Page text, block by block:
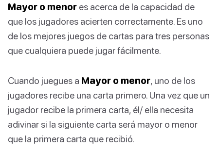
Mayor o menor es acerca de la capacidad de
que los jugadores acierten correctamente. Es uno
de los mejores juegos de cartas para tres personas
que cualquiera puede jugar fácilmente.
Cuando juegues a Mayor o menor, uno de los
jugadores recibe una carta primero. Una vez que un
jugador recibe la primera carta, él/ ella necesita
adivinar si la siguiente carta será mayor o menor
que la primera carta que recibió.